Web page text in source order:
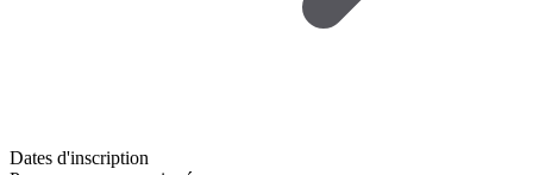
Dates d'inscription